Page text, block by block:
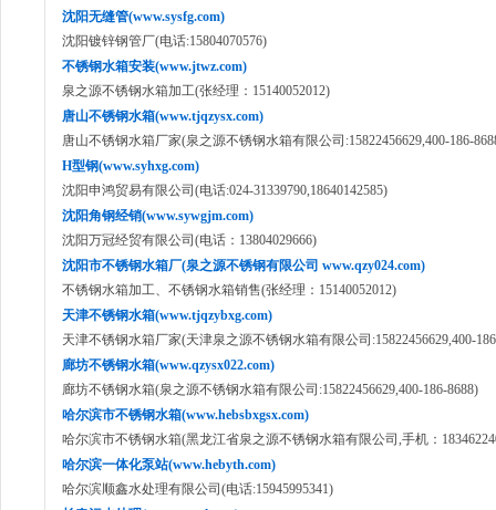
沈阳无缝管(www.sysfg.com)
沈阳镀锌钢管厂(电话:15804070576)
不锈钢水箱安装(www.jtwz.com)
泉之源不锈钢水箱加工(张经理：15140052012)
唐山不锈钢水箱(www.tjqzysx.com)
唐山不锈钢水箱厂家(泉之源不锈钢水箱有限公司:15822456629,400-186-
H型钢(www.syhxg.com)
沈阳申鸿贸易有限公司(电话:024-31339790,18640142585)
沈阳角钢经销(www.sywgjm.com)
沈阳万冠经贸有限公司(电话：13804029666)
沈阳市不锈钢水箱厂(泉之源不锈钢有限公司 www.qzy024.com)
不锈钢水箱加工、不锈钢水箱销售(张经理：15140052012)
天津不锈钢水箱(www.tjqzybxg.com)
天津不锈钢水箱厂家(天津泉之源不锈钢水箱有限公司:15822456629,400-
廊坊不锈钢水箱(www.qzysx022.com)
廊坊不锈钢水箱(泉之源不锈钢水箱有限公司:15822456629,400-186-8688)
哈尔滨市不锈钢水箱(www.hebsbxgsx.com)
哈尔滨市不锈钢水箱(黑龙江省泉之源不锈钢水箱有限公司,手机：
哈尔滨一体化泵站(www.hebyth.com)
哈尔滨顺鑫水处理有限公司(电话:15945995341)